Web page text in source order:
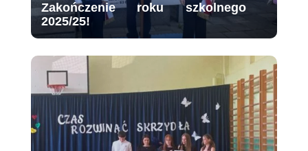
Zakończenie roku szkolnego
2025/25!